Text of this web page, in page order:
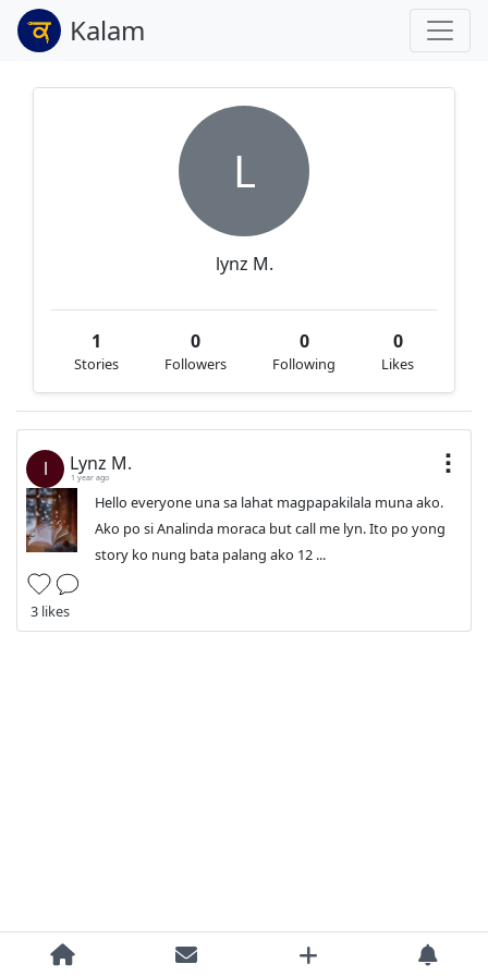
Kalam
L
lynz M.
1
Stories
0
Followers
0
Following
0
Likes
l Lynz M.
1 year ago
Hello everyone una sa lahat magpapakilala muna ako.
Ako po si Analinda moraca but call me lyn. Ito po yong
story ko nung bata palang ako 12 ...
3 likes